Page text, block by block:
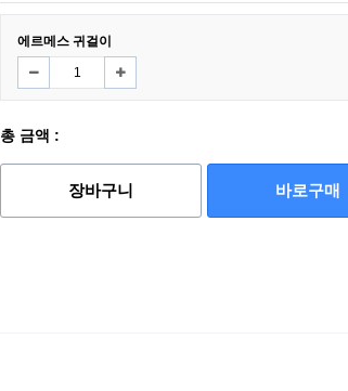
에르메스 귀걸이
총 금액 :
장바구니 바로구매